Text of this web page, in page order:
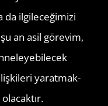
da ilgileceğimizi
an asil görevim,
yaratmak-